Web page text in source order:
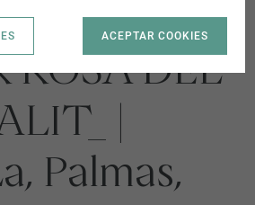
C/
ROSA DEL
|
Palmas,
ACEPTAR COOKIES